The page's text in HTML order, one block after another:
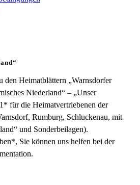
den Heimatblättern „Warnsdorfer
Niederland“ – „Unser
für die Heimatvertriebenen der
Rumburg, Schluckenau, mit
und Sonderbeilagen).
Sie können uns helfen bei der